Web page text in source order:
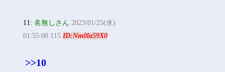
11:名無しさん 2023/01/25(水)
01:55:00.115ID:Nm0la59X0
>>10